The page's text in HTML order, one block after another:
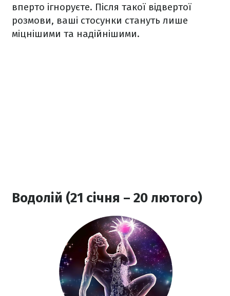
вперто ігноруєте. Після такої відвертої
розмови, ваші стосунки стануть лише
міцнішими та надійнішими.
Водолій (21 січня – 20 лютого)